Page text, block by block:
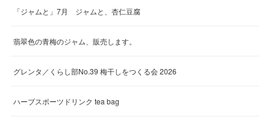
「ジャムと」7月 ジャムと、杏仁豆腐
翡翠色の青梅のジャム、販売します。
グレンタ／くらし部No.39 梅干しをつくる会 2026
ハーブスポーツドリンク tea bag